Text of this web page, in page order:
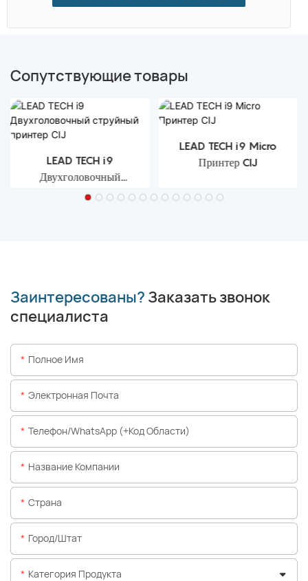
Сопутствующие товары
LEAD TECH i9
Двухголовочный
струйный принтер CIJ
LEAD TECH i9 Micro
Принтер CIJ
Заинтересованы? Заказать звонок
специалиста
Полное Имя
Электронная Почта
Телефон/WhatsApp (+код Области)
Название Компании
Страна
Город/штат
Категория Продукта